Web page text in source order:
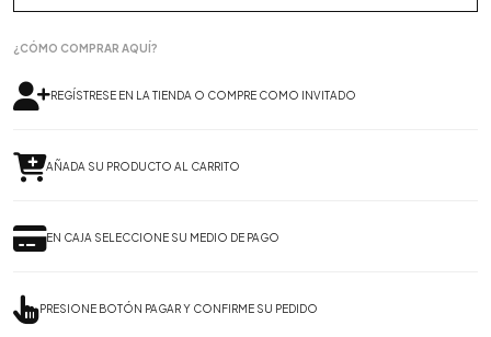
¿CÓMO COMPRAR AQUÍ?
REGÍSTRESE EN LA TIENDA O COMPRE COMO INVITADO
AÑADA SU PRODUCTO AL CARRITO
EN CAJA SELECCIONE SU MEDIO DE PAGO
PRESIONE BOTÓN PAGAR Y CONFIRME SU PEDIDO